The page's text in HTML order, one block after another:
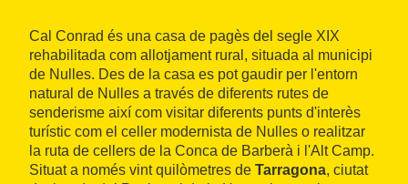
Cal Conrad és una casa de pagès del segle XIX
rehabilitada com allotjament rural, situada al municipi
de Nulles. Des de la casa es pot gaudir per l'entorn
natural de Nulles a través de diferents rutes de
senderisme així com visitar diferents punts d'interès
turístic com el celler modernista de Nulles o realitzar
la ruta de cellers de la Conca de Barberà i l'Alt Camp.
Situat a només vint quilòmetres de Tarragona, ciutat